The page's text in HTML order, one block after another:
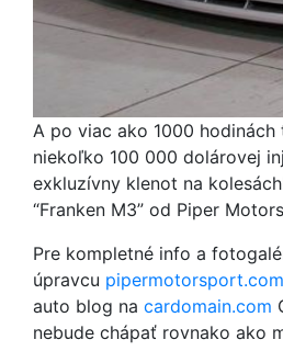
A po viac ako 1000 hodinách
niekoľko 100 000 dolárovej
exkluzívny klenot na
“Franken M3” od Piper
Pre kompletné info a
úpravcu pipermotorsport.com
auto blog na cardomain.com
nebude chápať rovnako ako